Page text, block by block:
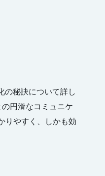
の秘訣について詳し
円滑なコミュニケ
りやすく、しかも効